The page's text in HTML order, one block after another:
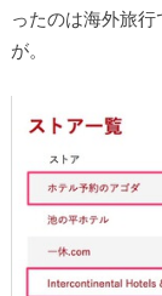
ったのは海外旅
が。